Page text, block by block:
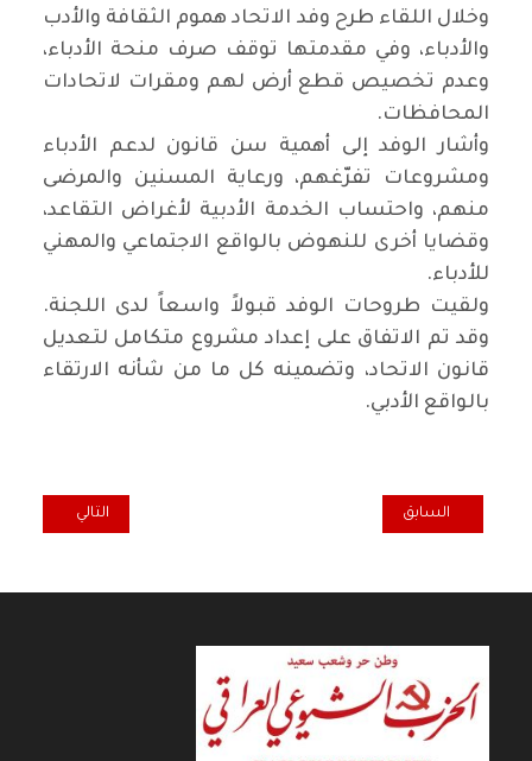
وخلال اللقاء طرح وفد الاتحاد هموم الثقافة والأدب
والأدباء، وفي مقدمتها توقف صرف منحة الأدباء،
وعدم تخصيص قطع أرض لهم ومقرات لاتحادات
المحافظات.
وأشار الوفد إلى أهمية سن قانون لدعم الأدباء
ومشروعات تفرّغهم، ورعاية المسنين والمرضى
منهم، واحتساب الخدمة الأدبية لأغراض التقاعد،
وقضايا أخرى للنهوض بالواقع الاجتماعي والمهني
للأدباء.
ولقيت طروحات الوفد قبولاً واسعاً لدى اللجنة.
وقد تم الاتفاق على إعداد مشروع متكامل لتعديل
قانون الاتحاد، وتضمينه كل ما من شأنه الارتقاء
بالواقع الأدبي.
المقال السابق: (هاكَ أجنحتي) صورة الأنثى الفدّاءة في مواجهة الحياة /
السابق المقال التالي:
التالي